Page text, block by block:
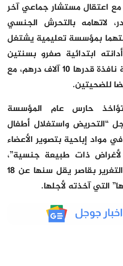
مع اعتقال مستشار جماعي آخر
لاتهامه بالتحرش الجنسي
بمؤسسة تعليمية يشتغل
ابتدائية صفرو بسنتين
حبسا نافذا وغرامة مالية نافذة قدرها 10 آلاف درهم، مع
للضحيتين.
حارس عام المؤسسة
“التحريض واستغلال أطفال
عن 18 سنة في مواد إباحية بتصوير الأعضاء
لأغراض ذات طبيعة جنسية”،
وبرأته منها دون تهم “التغرير بقاصر يقل سنها عن 18
التي آخذته لأجلها.